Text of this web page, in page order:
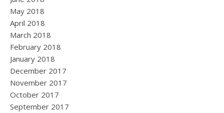
May 2018
April 2018
March 2018
February 2018
January 2018
December 2017
November 2017
October 2017
September 2017